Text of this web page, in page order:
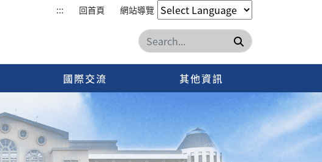
::: 回首頁 網站導覽
搜尋
國際交流 其他資訊